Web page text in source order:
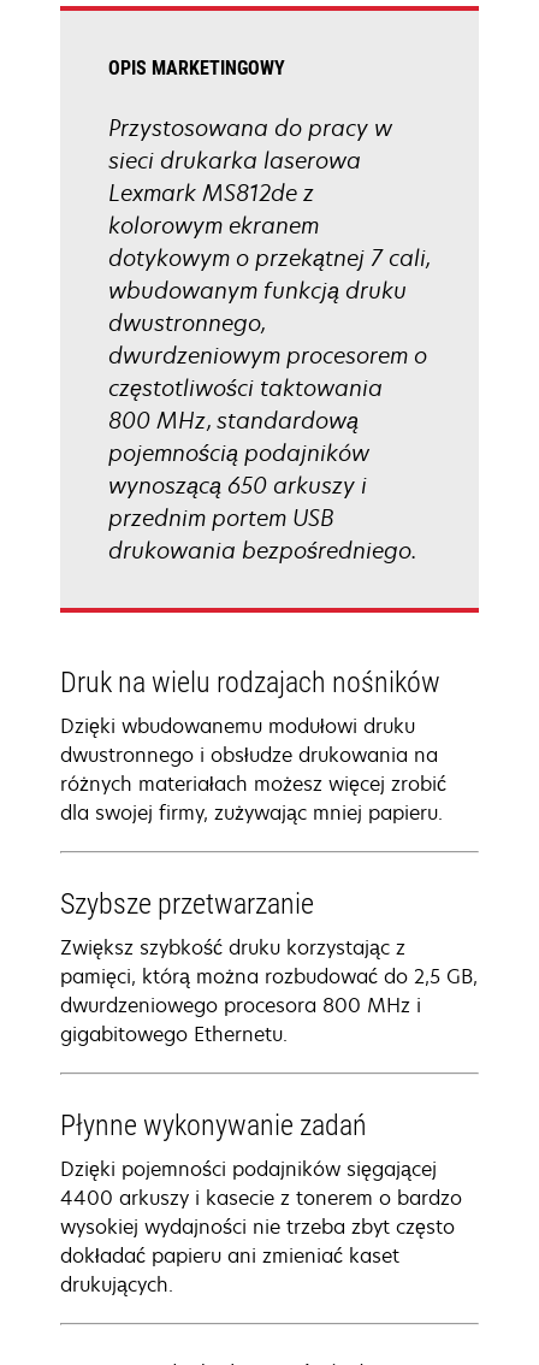
OPIS MARKETINGOWY
Przystosowana do pracy w
sieci drukarka laserowa
Lexmark MS812de z
kolorowym ekranem
dotykowym o przekątnej 7 cali,
wbudowanym funkcją druku
dwustronnego,
dwurdzeniowym procesorem o
częstotliwości taktowania
800 MHz, standardową
pojemnością podajników
wynoszącą 650 arkuszy i
przednim portem USB
drukowania bezpośredniego.
Druk na wielu rodzajach nośników
Dzięki wbudowanemu modułowi druku
dwustronnego i obsłudze drukowania na
różnych materiałach możesz więcej zrobić
dla swojej firmy, zużywając mniej papieru.
Szybsze przetwarzanie
Zwiększ szybkość druku korzystając z
pamięci, którą można rozbudować do 2,5 GB,
dwurdzeniowego procesora 800 MHz i
gigabitowego Ethernetu.
Płynne wykonywanie zadań
Dzięki pojemności podajników sięgającej
4400 arkuszy i kasecie z tonerem o bardzo
wysokiej wydajności nie trzeba zbyt często
dokładać papieru ani zmieniać kaset
drukujących.